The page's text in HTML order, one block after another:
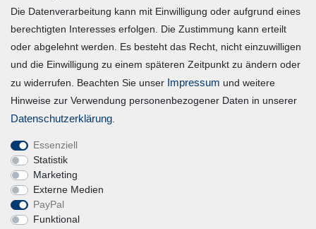
Registrieren
Login
Vertrag widerrufen
Unternehmen
Blog
Datenschutzerklärung
Erklärung zur Barrierefreiheit
AGB
Die Datenverarbeitung kann mit Einwilligung oder aufgrund eines
berechtigten Interesses erfolgen. Die Zustimmung kann erteilt
oder abgelehnt werden. Es besteht das Recht, nicht einzuwilligen
und die Einwilligung zu einem späteren Zeitpunkt zu ändern oder
zu widerrufen. Beachten Sie unser Impressum und weitere
Hinweise zur Verwendung personenbezogener Daten in unserer
Daten­schutz­erklärung
Essenziell
Statistik
Marketing
Externe Medien
PayPal
Funktional